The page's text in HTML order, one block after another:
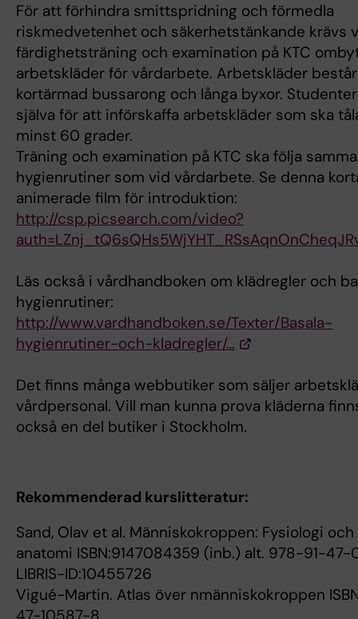
För att förhindra smittspridning och förmedla
riskmedvetenhet och säkerhetstänkande krävs
färdighetsträning och examination på KTC
arbetskläder för vårdarbete. Arbetskläder
kortärmad bussarong och långa byxor.
själva för att införskaffa arbetskläder som ska
minst 60 grader.
Träning och examination på KTC ska följa samma
hygienrutiner som vid vårdarbete. Se denna
animerade film för introduktion:
http://csp.picsearch.com/video?
Läs också i vårdhandboken om klädregler och
hygienrutiner:
http://www.vardhandboken.se/Texter/Basala-
hygienrutiner-och-kladregler/…
Det finns många webbutiker som säljer
vårdpersonal. Vill man kunna prova kläderna
också en del butiker i Stockholm.
Rekommenderad kurslitteratur:
Sand, Olav et al. Människokroppen: Fysiologi och
anatomi ISBN:9147084359 (inb.) alt. 978-91-
LIBRIS-ID:10455726
Vigué-Martin. Atlas över nmänniskokroppen